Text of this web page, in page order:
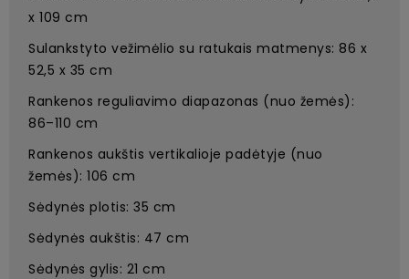
x 109 cm
Sulankstyto vežimėlio su ratukais matmenys: 86 x
52,5 x 35 cm
Rankenos reguliavimo diapazonas (nuo žemės):
86–110 cm
Rankenos aukštis vertikalioje padėtyje (nuo
žemės): 106 cm
Sėdynės plotis: 35 cm
Sėdynės aukštis: 47 cm
Sėdynės gylis: 21 cm